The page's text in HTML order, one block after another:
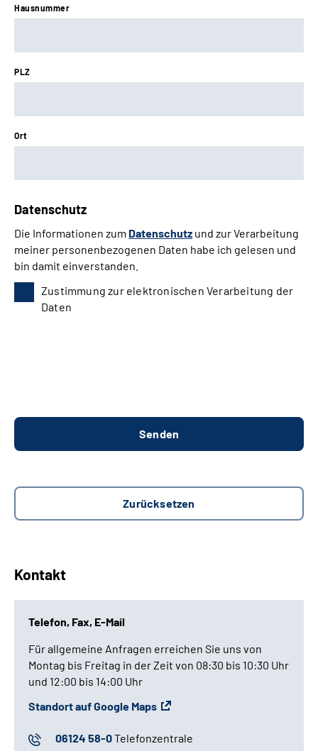
Hausnummer
PLZ
Ort
Datenschutz
Die Informationen zum Datenschutz und zur Verarbeitung
meiner personenbezogenen Daten habe ich gelesen und
bin damit einverstanden.
Zustimmung zur elektronischen Verarbeitung der
Daten
Kontakt
Telefon, Fax, E-Mail
Für allgemeine Anfragen erreichen Sie uns von
Montag bis Freitag in der Zeit von 08:30 bis 10:30 Uhr
und 12:00 bis 14:00 Uhr
Standort auf Google Maps
06124 58-0Telefonzentrale